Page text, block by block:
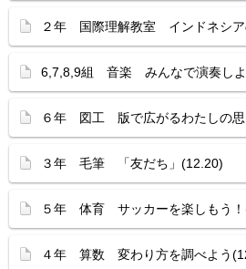
２年 国際理解教室 インドネシア
6,7,8,9組 音楽 みんなで演奏しよ
６年 図工 版で広がるわたしの思
３年 毛筆 「友だち」(12.20)
５年 体育 サッカーを楽しもう！
４年 算数 変わり方を調べよう